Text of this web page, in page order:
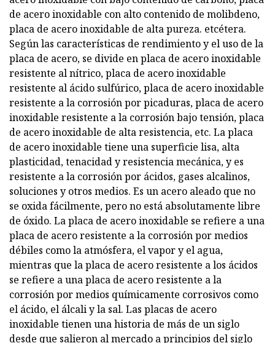
de acero inoxidable con alto contenido de molibdeno,
placa de acero inoxidable de alta pureza. etcétera.
Según las características de rendimiento y el uso de la
placa de acero, se divide en placa de acero inoxidable
resistente al nítrico, placa de acero inoxidable
resistente al ácido sulfúrico, placa de acero inoxidable
resistente a la corrosión por picaduras, placa de acero
inoxidable resistente a la corrosión bajo tensión, placa
de acero inoxidable de alta resistencia, etc. La placa
de acero inoxidable tiene una superficie lisa, alta
plasticidad, tenacidad y resistencia mecánica, y es
resistente a la corrosión por ácidos, gases alcalinos,
soluciones y otros medios. Es un acero aleado que no
se oxida fácilmente, pero no está absolutamente libre
de óxido. La placa de acero inoxidable se refiere a una
placa de acero resistente a la corrosión por medios
débiles como la atmósfera, el vapor y el agua,
mientras que la placa de acero resistente a los ácidos
se refiere a una placa de acero resistente a la
corrosión por medios químicamente corrosivos como
el ácido, el álcali y la sal. Las placas de acero
inoxidable tienen una historia de más de un siglo
desde que salieron al mercado a principios del siglo